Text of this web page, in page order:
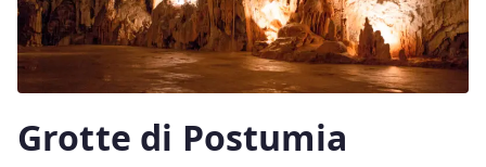
Grotte di Postumia